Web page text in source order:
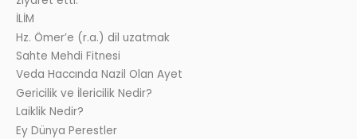
İLİM
Hz. Ömer’e (r.a.) dil uzatmak
Sahte Mehdi Fitnesi
Veda Haccında Nazil Olan Ayet
Gericilik ve İlericilik Nedir?
Laiklik Nedir?
Ey Dünya Perestler